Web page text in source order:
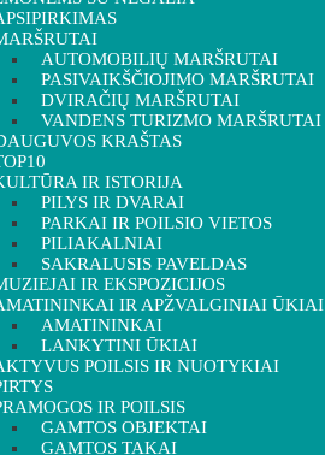
AUTOMOBILIŲ MARŠRUTAI
PASIVAIKŠČIOJIMO MARŠRUTAI
DVIRAČIŲ MARŠRUTAI
VANDENS TURIZMO MARŠRUTAI
KRAŠTAS
IR ISTORIJA
PILYS IR DVARAI
PARKAI IR POILSIO VIETOS
PILIAKALNIAI
SAKRALUSIS PAVELDAS
IR EKSPOZICIJOS
IR APŽVALGINIAI ŪKIAI
AMATININKAI
LANKYTINI ŪKIAI
POILSIS IR NUOTYKIAI
IR POILSIS
GAMTOS OBJEKTAI
GAMTOS TAKAI